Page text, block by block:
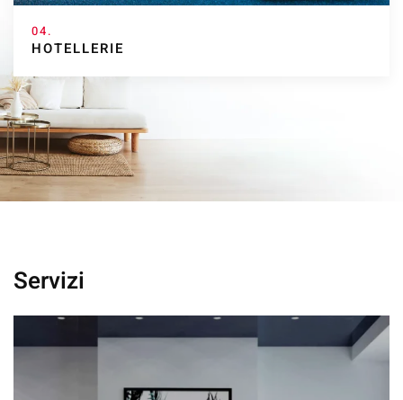
04.
HOTELLERIE
Servizi